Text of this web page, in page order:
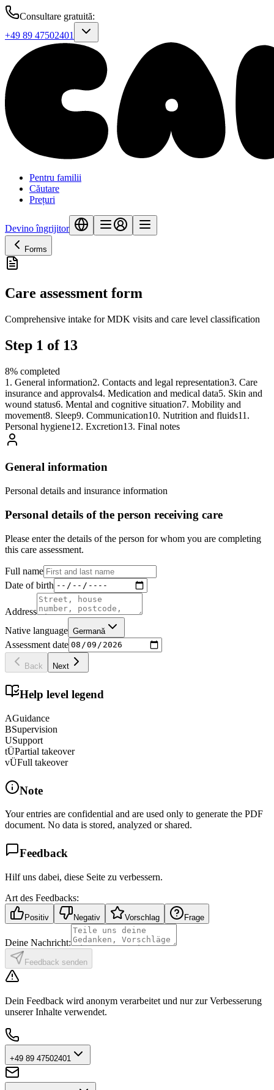
Consultare gratuită:
+49 89 47502401
Pentru familii
Căutare
Prețuri
Devino îngrijitor
Forms
Care assessment form
Comprehensive intake for MDK visits and care level classification
Step 1 of 13
8% completed
1 . General information2. Contacts and legal representation3. Care
insurance and approvals4. Medication and medical data5. Skin and
wound status6. Mental and cognitive situation7. Mobility and
movement8. Sleep9. Communication10. Nutrition and fluids11 .
Personal hygiene12. Excretion13. Final notes
General information
Personal details and insurance information
Personal details of the person receiving care
Please enter the details of the person for whom you are completing
this care assessment.
Full name
Date of birth
Address
Native language Germană
Assessment date
Back Next
Help level legend
AGuidance
BSupervision
USupport
tÜPartial takeover
vÜFull takeover
Note
Your entries are confidential and are used only to generate the PDF
document. No data is stored, analyzed or shared.
Feedback
Hilf uns dabei, diese Seite zu verbessern.
Art des Feedbacks:
Positiv Negativ Vorschlag Frage
Deine Nachricht:
Feedback senden
Dein Feedback wird anonym verarbeitet und nur zur Verbesserung
unserer Inhalte verwendet.
+49 89 47502401